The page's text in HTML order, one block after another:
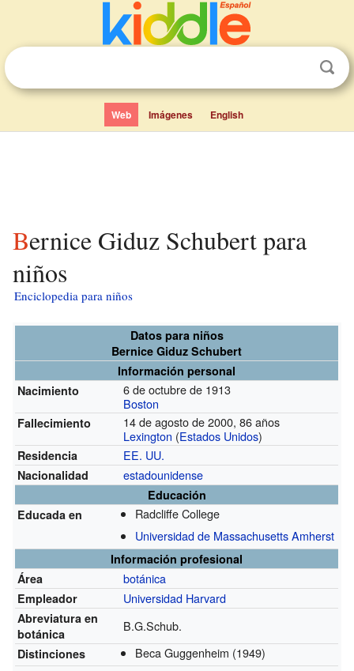
Web Imágenes English
Bernice Giduz Schubert para
niños
Enciclopedia para niños
Datos para niños
Bernice Giduz Schubert
Información personal
Nacimiento
6 de octubre de 1913
Boston
Fallecimiento
14 de agosto de 2000, 86 años
Lexington (Estados Unidos)
Residencia EE. UU.
Nacionalidad estadounidense
Educación
Educada en
Radcliffe College
Universidad de Massachusetts Amherst
Información profesional
Área
botánica
Empleador Universidad Harvard
Abreviatura en
botánica
B.G.Schub.
Distinciones Beca Guggenheim (1949)